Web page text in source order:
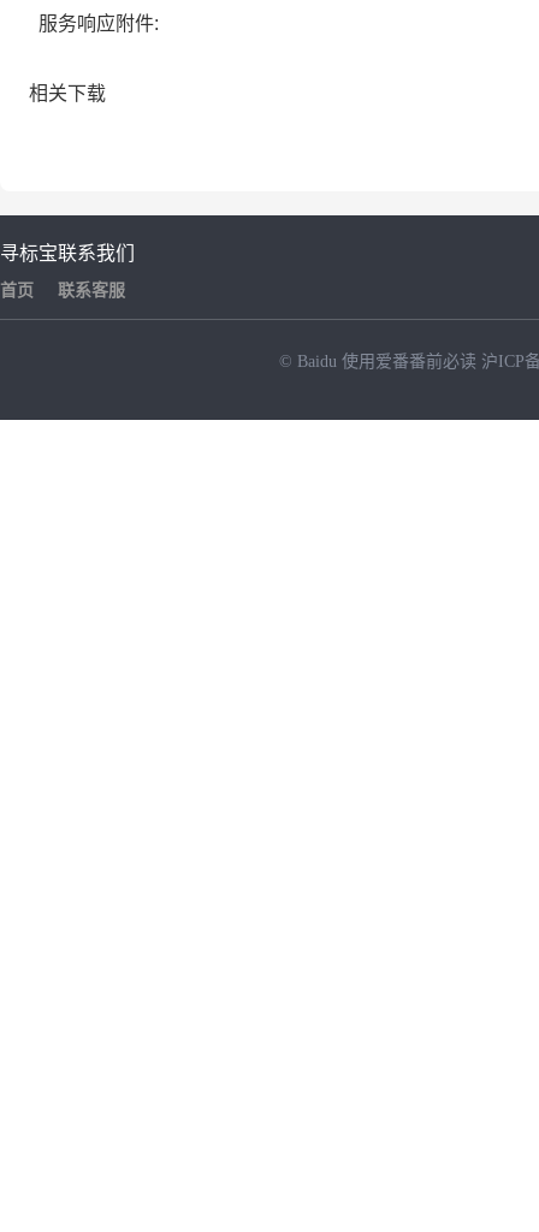
服务响应附件:
相关下载
寻标宝
首页
联系我们
联系客服
© Baidu 使用爱番番前必读 沪ICP